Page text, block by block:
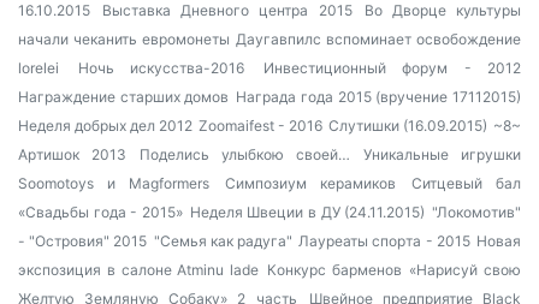
16.10.2015
Выставка Дневного центра 2015
Во Дворце культуры
начали чеканить евромонеты Даугавпилс вспоминает освобождение
lorelei
Ночь искусства-2016
Инвестиционный форум - 2012
Награждение старших домов Награда года 2015 (вручение 17112015)
Неделя добрых дел 2012 Zoomaifest - 2016 Слутишки (16.09.2015) ~8~
Артишок 2013
Поделись улыбкою своей…
Уникальные игрушки
Soomotoys и Magformers
Симпозиум керамиков
Ситцевый бал
«Свадьбы года - 2015» Неделя Швеции в ДУ (24.11.2015) "Локомотив"
- "Островия" 2015 "Семья как радуга" Лауреаты спорта - 2015 Новая
экспозиция в салоне Atminu lade Конкурс барменов «Нарисуй свою
Желтую Земляную Собаку» 2 часть
Швейное предприятие Black